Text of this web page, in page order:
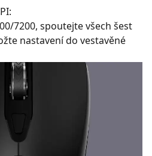
7200, spoutejte všech šest
nastavení do vestavěné